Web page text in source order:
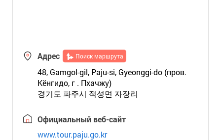
Адрес Поиск маршрута
48, Gamgol-gil, Paju-si, Gyeonggi-do (пров.
Кёнгидо, г . Пхачжу)
경기도 파주시 적성면 자장리
Официальный веб-сайт
www.tour.paju.go.kr